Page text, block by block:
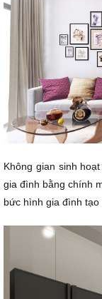
Không gian sinh
gia đình bằng chính
bức hình gia đình tạo